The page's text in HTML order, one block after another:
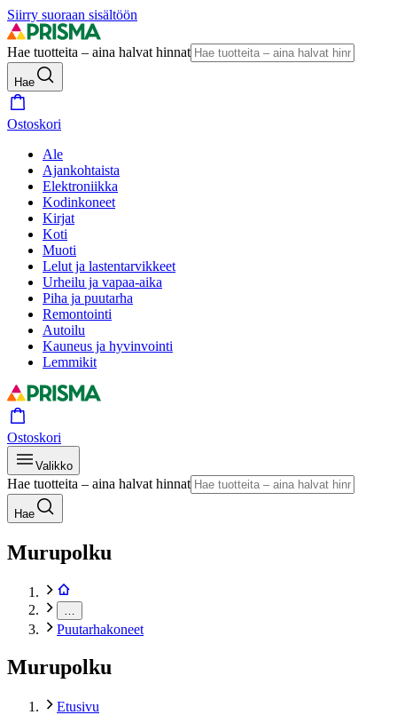
Siirry suoraan sisältöön
Hae tuotteita – aina halvat hinnat
Hae
Ostoskori
Ale
Ajankohtaista
Elektroniikka
Kodinkoneet
Kirjat
Koti
Muoti
Lelut ja lastentarvikkeet
Urheilu ja vapaa-aika
Piha ja puutarha
Remontointi
Autoilu
Kauneus ja hyvinvointi
Lemmikit
Ostoskori
Valikko
Hae tuotteita – aina halvat hinnat
Hae
Murupolku
Puutarhakoneet
Murupolku
Etusivu